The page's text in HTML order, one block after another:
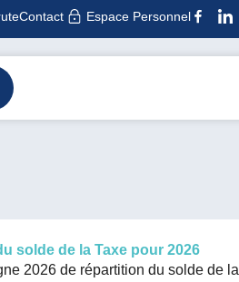
Contact Espace Personnel
solde de la Taxe pour 2026
2026 de répartition du solde de la